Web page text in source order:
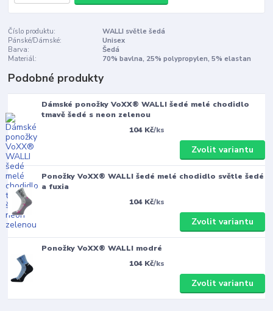
Číslo produktu:
WALLI světle šedá
Pánské/Dámské:
Unisex
Barva:
Šedá
Materiál:
70% bavlna, 25% polypropylen, 5% elastan
Podobné produkty
Dámské ponožky VoXX® WALLI šedé melé chodidlo
tmavě šedé s neon zelenou
104 Kč/ks
Zvolit variantu
Ponožky VoXX® WALLI šedé melé chodidlo světle šedé
a fuxia
104 Kč/ks
Zvolit variantu
Ponožky VoXX® WALLI modré
104 Kč/ks
Zvolit variantu